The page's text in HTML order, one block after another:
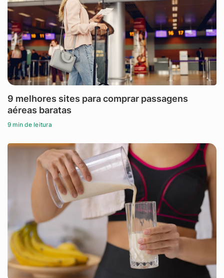
9 melhores sites para comprar passagens
aéreas baratas
9 min de leitura